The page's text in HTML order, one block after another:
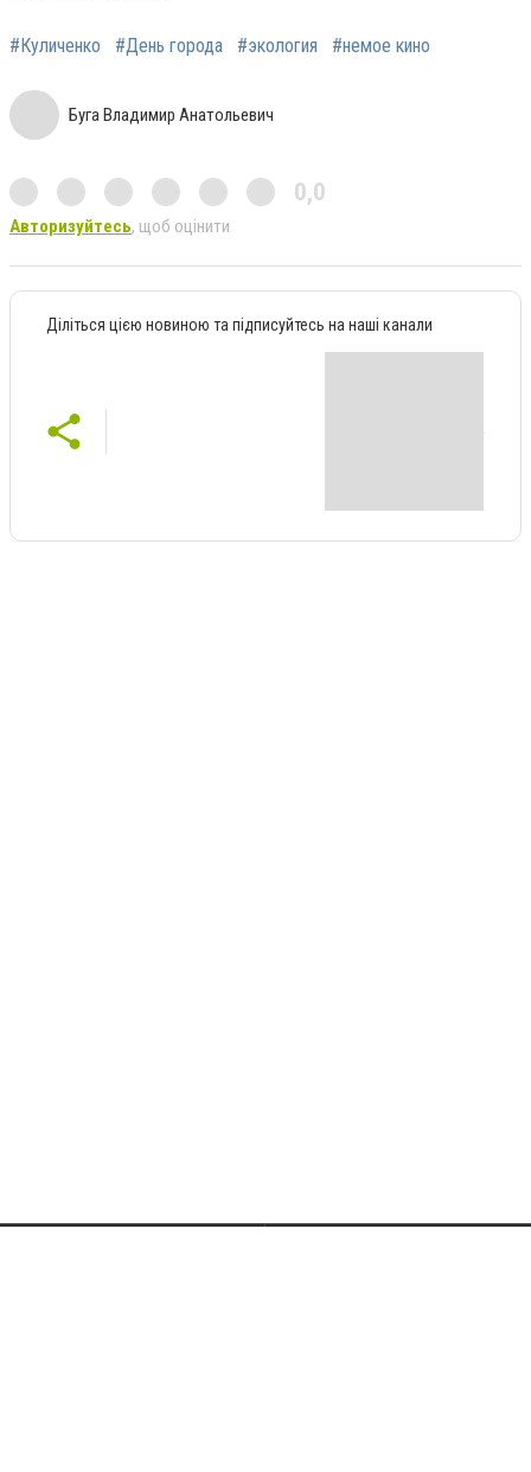
#Куличенко #День города #экология #немое кино
Буга Владимир Анатольевич
0,0
Авторизуйтесь, щоб оцінити
Діліться цією новиною та підписуйтесь на наші канали